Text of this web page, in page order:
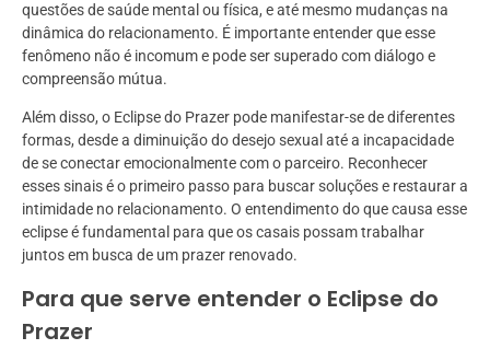
questões de saúde mental ou física, e até mesmo mudanças na
dinâmica do relacionamento. É importante entender que esse
fenômeno não é incomum e pode ser superado com diálogo e
compreensão mútua.
Além disso, o Eclipse do Prazer pode manifestar-se de diferentes
formas, desde a diminuição do desejo sexual até a incapacidade
de se conectar emocionalmente com o parceiro. Reconhecer
esses sinais é o primeiro passo para buscar soluções e restaurar a
intimidade no relacionamento. O entendimento do que causa esse
eclipse é fundamental para que os casais possam trabalhar
juntos em busca de um prazer renovado.
Para que serve entender o Eclipse do
Prazer